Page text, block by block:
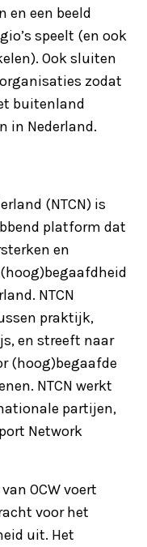
en een beeld
speelt (en ook
Ook sluiten
zodat
buitenland
in Nederland.
(NTCN) is
platform dat
en
NTCN
praktijk,
en streeft naar
(hoog)begaafde
NTCN werkt
partijen,
Network
OCW voert
voor het
uit. Het